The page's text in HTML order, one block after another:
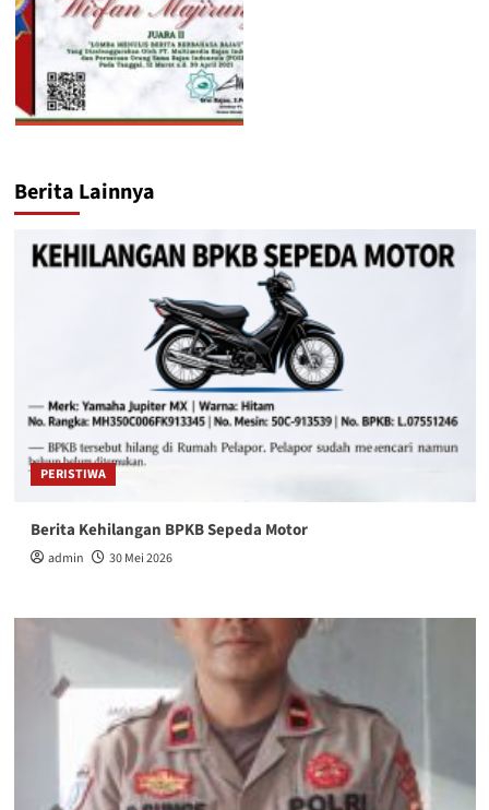
Berita Lainnya
PERISTIWA
Berita Kehilangan BPKB Sepeda Motor
admin 30 Mei 2026